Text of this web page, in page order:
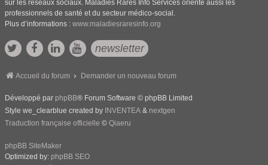
sur les réseaux sociaux. Maladies Rares Info Services oriente aussi les
professionnels de santé et du secteur médico-social.
Plus d’informations : www.maladiesraresinfo.org
newsletter
Accueil du forum Demander un nouveau forum
Développé par phpBB® Forum Software © phpBB Limited
Style we_clearblue created by INVENTEA & nextgen
Traduction française officielle © Qiaeru
phpBB SiteMaker
Optimized by: phpBB SEO